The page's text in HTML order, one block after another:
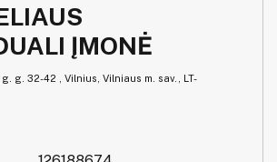
ĮMONĖ
g. 32-42 , Vilnius, Vilniaus m. sav., LT-